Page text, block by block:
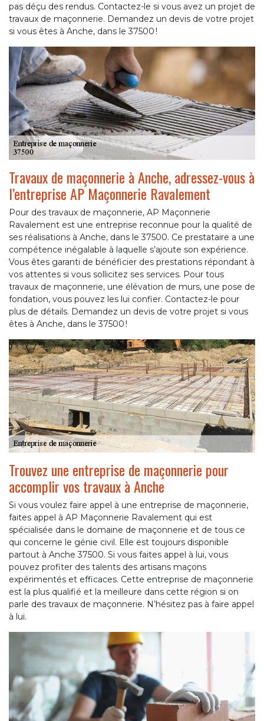
pas déçu des rendus. Contactez-le si vous avez un projet de
travaux de maçonnerie. Demandez un devis de votre projet
si vous êtes à Anche, dans le 37500 !
Travaux de maçonnerie à Anche, adressez-vous à
l’entreprise AP Maçonnerie Ravalement
Pour des travaux de maçonnerie, AP Maçonnerie
Ravalement est une entreprise reconnue pour la qualité de
ses réalisations à Anche, dans le 37500. Ce prestataire a une
compétence inégalable à laquelle s’ajoute son expérience.
Vous êtes garanti de bénéficier des prestations répondant à
vos attentes si vous sollicitez ses services. Pour tous
travaux de maçonnerie, une élévation de murs, une pose de
fondation, vous pouvez les lui confier. Contactez-le pour
plus de détails. Demandez un devis de votre projet si vous
êtes à Anche, dans le 37500 !
Trouvez une entreprise de maçonnerie pour
accomplir vos travaux à Anche
Si vous voulez faire appel à une entreprise de maçonnerie,
faites appel à AP Maçonnerie Ravalement qui est
spécialisée dans le domaine de maçonnerie et de tous ce
qui concerne le génie civil. Elle est toujours disponible
partout à Anche 37500. Si vous faites appel à lui, vous
pouvez profiter des talents des artisans maçons
expérimentés et efficaces. Cette entreprise de maçonnerie
est la plus qualifié et la meilleure dans cette région si on
parle des travaux de maçonnerie. N’hésitez pas à faire appel
à lui.